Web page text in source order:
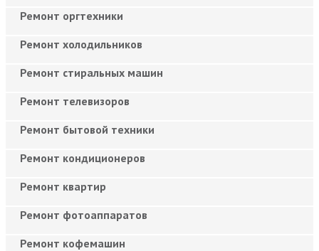
Ремонт оргтехники
Ремонт холодильников
Ремонт стиральных машин
Ремонт телевизоров
Ремонт бытовой техники
Ремонт кондиционеров
Ремонт квартир
Ремонт фотоаппаратов
Ремонт кофемашин